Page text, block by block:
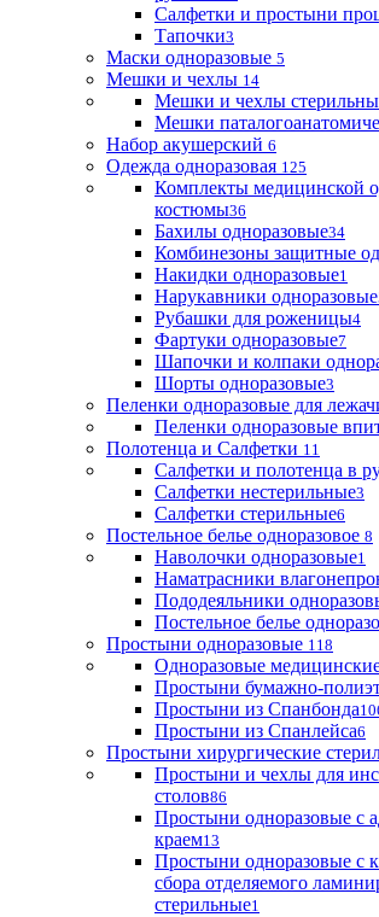
Салфетки и простыни
Тапочки3
Маски одноразовые 5
Мешки и чехлы 14
Мешки и чехлы
Мешки
Набор акушерский 6
Одежда одноразовая 125
Комплекты медицинской
костюмы36
Бахилы одноразовые34
Комбинезоны защитные
Накидки одноразовые1
Нарукавники одноразовые
Рубашки для роженицы4
Фартуки одноразовые7
Шапочки и колпаки
Шорты одноразовые3
Пеленки одноразовые для
Пеленки одноразовые
Полотенца и Салфетки 11
Салфетки и полотенца в
Салфетки нестерильные3
Салфетки стерильные6
Постельное белье одноразовое 8
Наволочки одноразовые1
Наматрасники
Пододеяльники
Постельное белье
Простыни одноразовые 118
Одноразовые
Простыни бумажно-
Простыни из Спанбонда
Простыни из Спанлейса6
Простыни хирургические
Простыни и чехлы для
столов86
Простыни одноразовые с
краем13
Простыни одноразовые с
сбора отделяемого
стерильные1